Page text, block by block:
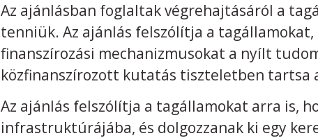
Az ajánlásban foglaltak végrehajtásáról a
tenniük. Az ajánlás felszólítja a
finanszírozási mechanizmusokat a nyílt
közfinanszírozott kutatás tiszteletben
Az ajánlás felszólítja a tagállamokat arra is,
infrastruktúrájába, és dolgozzanak ki egy